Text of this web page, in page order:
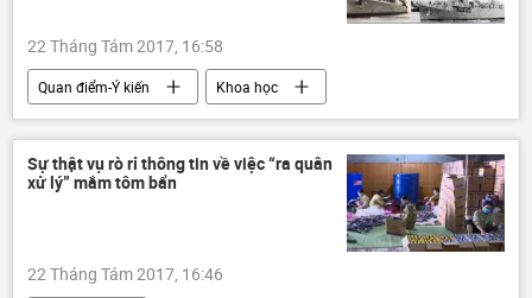
22 Tháng Tám 2017, 16:58
Quan điểm-Ý kiến
Khoa học
Việt Nam
Văn hóa
Xã hội
Hoàng Sa
Trung Quốc
Viện Sử học Việt Nam
Sự thật vụ rò rỉ thông tin về việc “ra quân
xử lý” mắm tôm bẩn
22 Tháng Tám 2017, 16:46